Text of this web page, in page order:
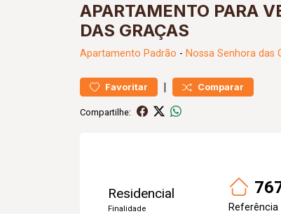
APARTAMENTO PARA
DAS GRAÇAS
Apartamento Padrão - Nossa Senhora das
Favoritar | Comparar
Compartilhe:
Residencial
Finalidade Referência